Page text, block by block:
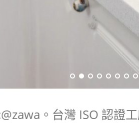
。台灣 ISO 認證工廠